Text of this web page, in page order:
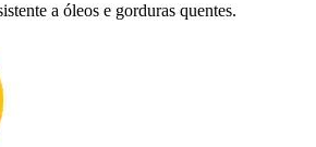
a óleos e gorduras quentes.